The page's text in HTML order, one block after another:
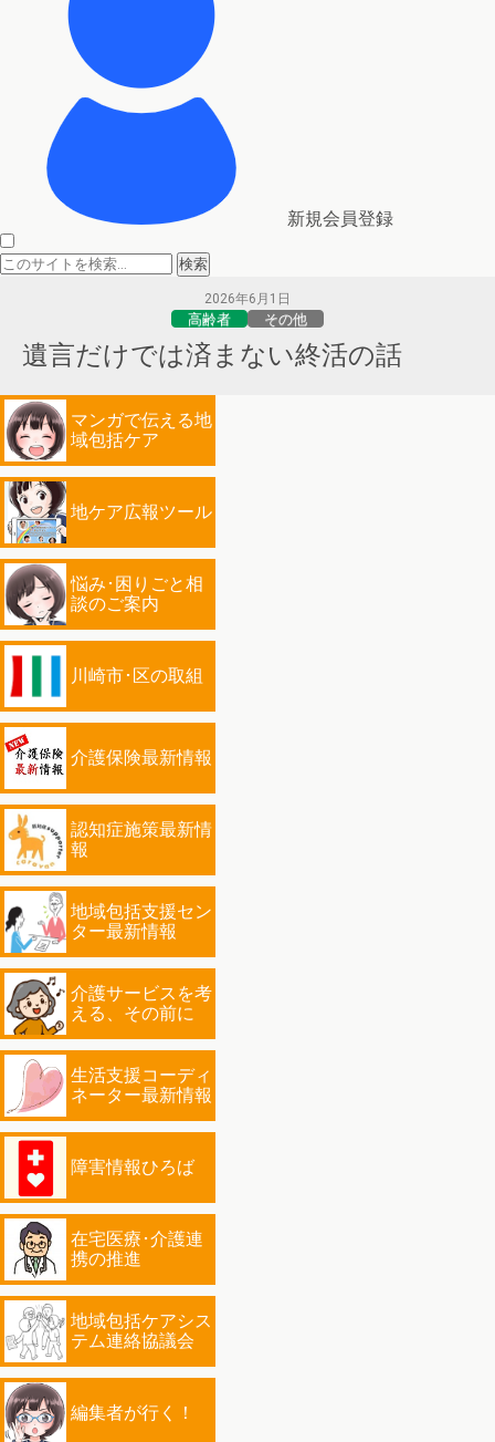
新規会員登録
2026年6月1日
高齢者 その他
遺言だけでは済まない終活の話
マンガで伝える地
域包括ケア
地ケア広報ツール
悩み･困りごと相
談のご案内
川崎市･区の取組
介護保険最新情報
認知症施策最新情
報
地域包括支援セン
ター最新情報
介護サービスを考
える、その前に
生活支援コーディ
ネーター最新情報
障害情報ひろば
在宅医療･介護連
携の推進
地域包括ケアシス
テム連絡協議会
編集者が行く！